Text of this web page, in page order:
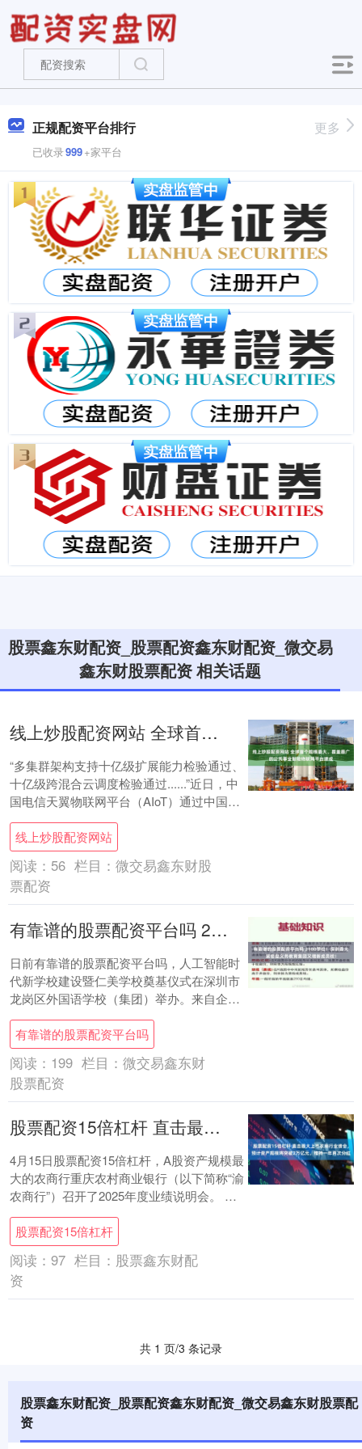
正规配资平台排行
已收录999+家平台
更多
股票鑫东财配资_股票配资鑫东财配资_微交易
鑫东财股票配资 相关话题
线上炒股配资网站 全球首个规模最大、覆盖最广的公共事业智能物联网平台建成
“多集群架构支持十亿级扩展能力检验通过、
十亿级跨混合云调度检验通过......”近日，中
国电信天翼物联网平台（AIoT）通过中国信
通院“智能物联网4.0”卓越级....
线上炒股配资网站
阅读： 56 栏目： 微交易鑫东财股
票配资
有靠谱的股票配资平台吗 2100学位！深圳最大紧密型义务教育集团又增新成员校！
日前有靠谱的股票配资平台吗，人工智能时
代新学校建设暨仁美学校奠基仪式在深圳市
龙岗区外国语学校（集团）举办。来自企
业、学校、科研机构等多家单位代表参会。
会议聚焦....
有靠谱的股票配资平台吗
阅读： 199 栏目： 微交易鑫东财
股票配资
股票配资15倍杠杆 直击最大上市农商行业绩会，预计资产规模将突破2万亿元，维持一年两次分红
4月15日股票配资15倍杠杆，A股资产规模最
大的农商行重庆农村商业银行（以下简称“渝
农商行”）召开了2025年度业绩说明会。 这
是2026年1月公司董事长刘小军....
股票配资15倍杠杆
阅读： 97 栏目： 股票鑫东财配
资
共 1 页/3 条记录
股票鑫东财配资_股票配资鑫东财配资_微交易鑫东财股票配
资